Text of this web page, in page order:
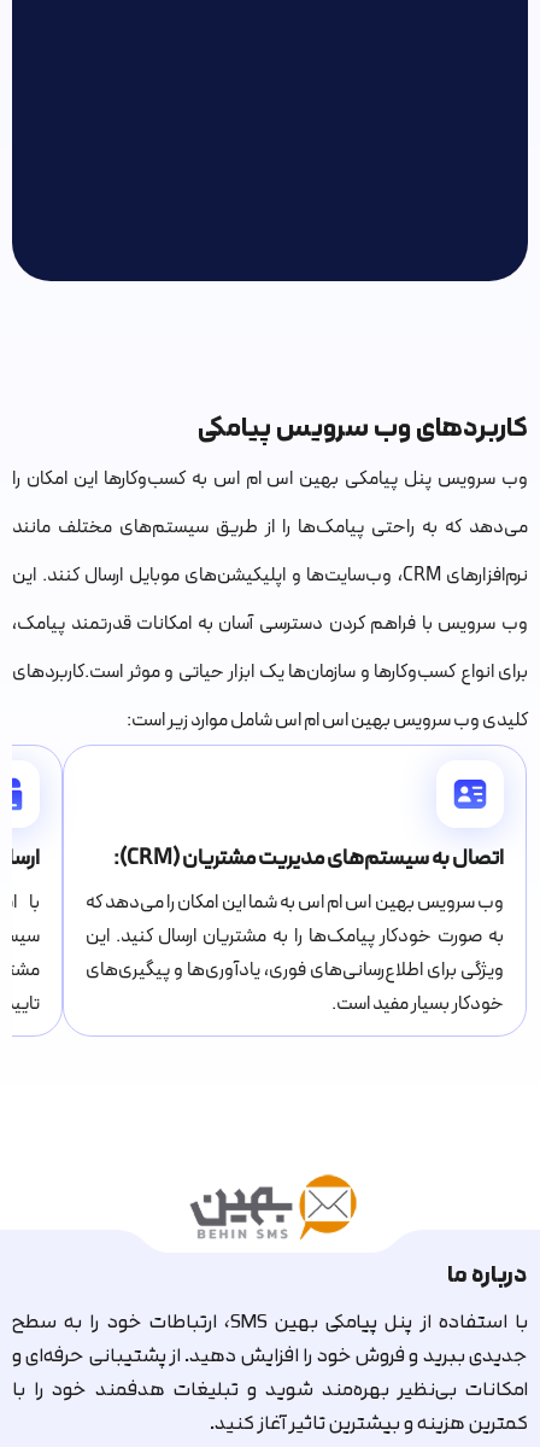
کاربردهای وب سرویس پیامکی
وب سرویس پنل پیامکی بهین اس ام اس به کسب‌وکارها این امکان را
می‌دهد که به راحتی پیامک‌ها را از طریق سیستم‌های مختلف مانند
نرم‌افزارهای CRM، وب‌سایت‌ها و اپلیکیشن‌های موبایل ارسال کنند. این
وب سرویس با فراهم کردن دسترسی آسان به امکانات قدرتمند پیامک،
برای انواع کسب‌وکارها و سازمان‌ها یک ابزار حیاتی و موثر است.کاربردهای
کلیدی وب سرویس بهین اس ام اس شامل موارد زیر است:
اتصال به سیستم‌های مدیریت مشتریان (CRM):
وب سرویس بهین اس ام اس به شما این امکان را می‌دهد که
به صورت خودکار پیامک‌ها را به مشتریان ارسال کنید. این
ویژگی برای اطلاع‌رسانی‌های فوری، یادآوری‌ها و پیگیری‌های
خودکار بسیار مفید است.
با
درباره ما
با استفاده از پنل پیامکی بهین SMS، ارتباطات خود را به سطح
جدیدی ببرید و فروش خود را افزایش دهید. از پشتیبانی حرفه‌ای و
امکانات بی‌نظیر بهره‌مند شوید و تبلیغات هدفمند خود را با
کمترین هزینه و بیشترین تاثیر آغاز کنید.